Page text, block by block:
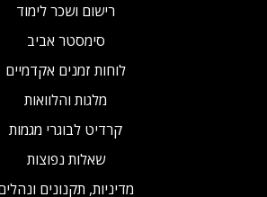
רישום ושכר לימוד
סימסטר אביב
לוחות זמנים אקדמיים
מלגות והלוואות
קרדיט לבוגרי מגמות
שאלות נפוצות
מדיניות, תקנונים